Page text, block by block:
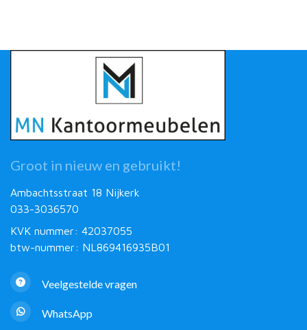
Groot in nieuw en gebruikt!
Ambachtsstraat 18 Nijkerk
033-3036570
KVK nummer: 42037055
btw-nummer: NL869416935B01
Veelgestelde vragen
WhatsApp